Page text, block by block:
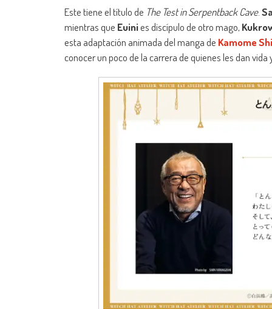
Este tiene el título de The Test in Serpentback Cave.
mientras que Euinies discípulo de otro mago,
esta adaptación animada del manga de Kamome
conocer un poco de la carrera de quienes les dan vida